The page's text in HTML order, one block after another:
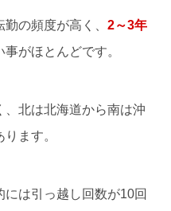
の頻度が高く、 2～3年
がほとんどです。
北は北海道から南は沖
ます。
は引っ越し回数が10回